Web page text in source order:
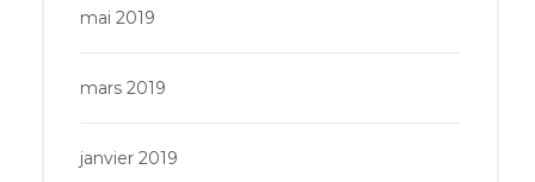
mai 2019
mars 2019
janvier 2019